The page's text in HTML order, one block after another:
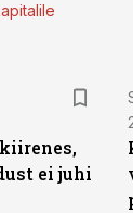
ei juhi